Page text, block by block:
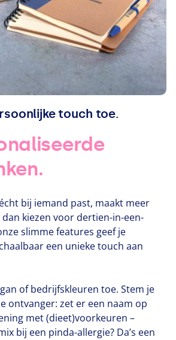
touch toe.
bij iemand past, maakt meer
kiezen voor dertien-in-een-
slimme features geef je
een unieke touch aan
of bedrijfskleuren toe. Stem je
ontvanger: zet er een naam op
met (dieet)voorkeuren –
bij een pinda-allergie? Da’s een